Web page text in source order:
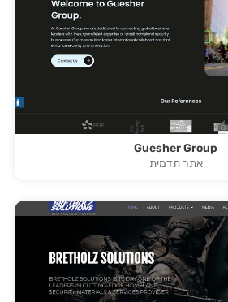
Guesher Group
אתר תדמית